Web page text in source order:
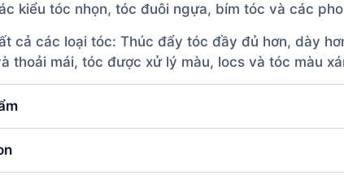
kiểu tóc nhọn, tóc đuôi ngựa, bím tóc và các
cả các loại tóc: Thúc đẩy tóc đầy đủ hơn, dày
thoải mái, tóc được xử lý màu, locs và tóc màu